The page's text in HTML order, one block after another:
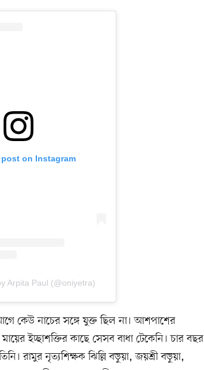
on Instagram
Arpita Paul (@oniyetra)
কেউ নাচের সঙ্গে যুক্ত ছিল না। আশপাশের
ইচ্ছাশক্তির কাছে সেসব বাধা টেকেনি। চার বছর
রামুর নৃত্যশিক্ষক ঝিল্লি বড়ুয়া, জয়শ্রী বড়ুয়া,